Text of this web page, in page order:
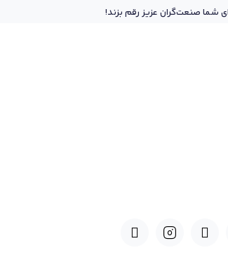
شما صنعت‌گران عزیز رقم بزند!